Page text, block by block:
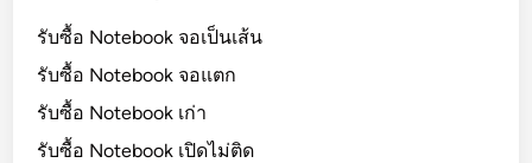
รับซื้อ Notebook จอเป็นเส้น
รับซื้อ Notebook จอแตก
รับซื้อ Notebook เก่า
รับซื้อ Notebook เปิดไม่ติด